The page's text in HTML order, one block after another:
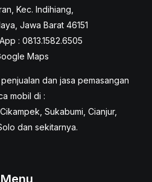
Kec. Indihiang,
Jawa Barat 46151
: 0813.1582.6505
Maps
dan jasa pemasangan
mobil di :
Sukabumi, Cianjur,
dan sekitarnya.